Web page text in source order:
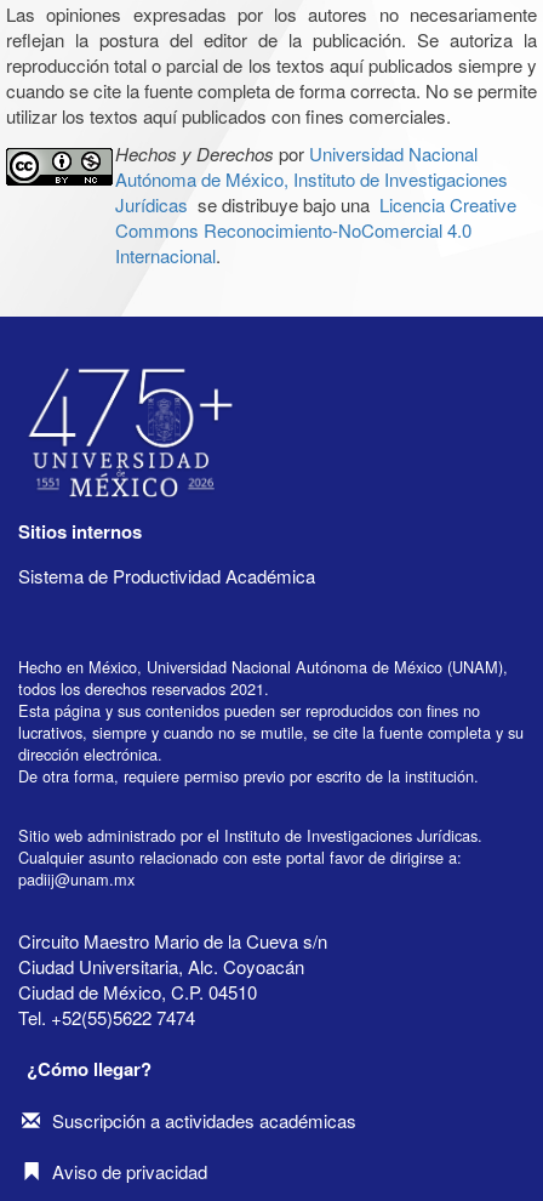
Las opiniones expresadas por los autores no necesariamente
reflejan la postura del editor de la publicación. Se autoriza la
reproducción total o parcial de los textos aquí publicados siempre y
cuando se cite la fuente completa de forma correcta. No se permite
utilizar los textos aquí publicados con fines comerciales.
Hechos y Derechos por Universidad Nacional
Autónoma de México, Instituto de Investigaciones
Jurídicas se distribuye bajo una Licencia Creative
Commons Reconocimiento-NoComercial 4.0
Internacional.
Sitios internos
Sistema de Productividad Académica
Hecho en México, Universidad Nacional Autónoma de México (UNAM),
todos los derechos reservados 2021.
Esta página y sus contenidos pueden ser reproducidos con fines no
lucrativos, siempre y cuando no se mutile, se cite la fuente completa y su
dirección electrónica.
De otra forma, requiere permiso previo por escrito de la institución.
Sitio web administrado por el Instituto de Investigaciones Jurídicas.
Cualquier asunto relacionado con este portal favor de dirigirse a:
padiij@unam.mx
Circuito Maestro Mario de la Cueva s/n
Ciudad Universitaria, Alc. Coyoacán
Ciudad de México, C.P. 04510
Tel. +52(55)5622 7474
¿Cómo llegar?
Suscripción a actividades académicas
Aviso de privacidad